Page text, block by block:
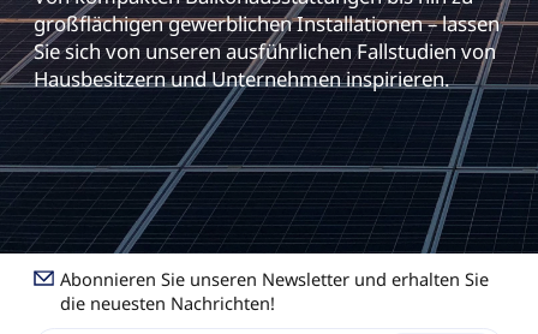
großflächigen gewerblichen Installationen – lassen
Sie sich von unseren ausführlichen Fallstudien von
Hausbesitzern und Unternehmen inspirieren.
Abonnieren Sie unseren Newsletter und erhalten Sie
die neuesten Nachrichten!